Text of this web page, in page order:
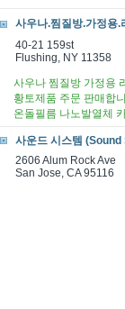
사우나.찜질방.가정용
40-21 159st
Flushing, NY 11358
사우나 찜질방 가정용
황토제품 주문 판매합
온돌필름 나노발열체
사운드 시스템
2606 Alum Rock Ave
San Jose, CA 95116